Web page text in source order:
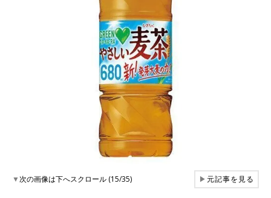
▼次の画像は下へスクロール (15/35) ▶元記事を見る